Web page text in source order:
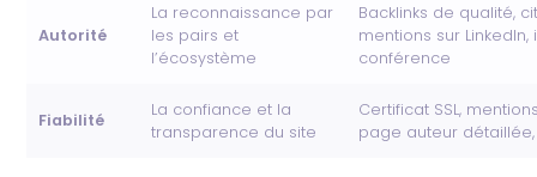
Autorité
La reconnaissance par
les pairs et
l’écosystème
Backlinks de qualité,
mentions sur
conférence
Fiabilité
La confiance et la
transparence du site
Certificat SSL,
page auteur